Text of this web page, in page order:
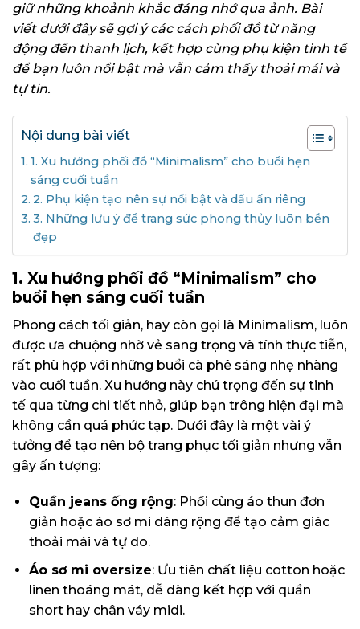
giữ những khoảnh khắc đáng nhớ qua ảnh. Bài
viết dưới đây sẽ gợi ý các cách phối đồ từ năng
động đến thanh lịch, kết hợp cùng phụ kiện tinh tế
để bạn luôn nổi bật mà vẫn cảm thấy thoải mái và
tự tin.
Nội dung bài viết
1. Xu hướng phối đồ “Minimalism” cho buổi hẹn
sáng cuối tuần
2. Phụ kiện tạo nên sự nổi bật và dấu ấn riêng
3. Những lưu ý để trang sức phong thủy luôn bền
đẹp
1. Xu hướng phối đồ “Minimalism” cho
buổi hẹn sáng cuối tuần
Phong cách tối giản, hay còn gọi là Minimalism, luôn
được ưa chuộng nhờ vẻ sang trọng và tính thực tiễn,
rất phù hợp với những buổi cà phê sáng nhẹ nhàng
vào cuối tuần. Xu hướng này chú trọng đến sự tinh
tế qua từng chi tiết nhỏ, giúp bạn trông hiện đại mà
không cần quá phức tạp. Dưới đây là một vài ý
tưởng để tạo nên bộ trang phục tối giản nhưng vẫn
gây ấn tượng:
Quần jeans ống rộng: Phối cùng áo thun đơn
giản hoặc áo sơ mi dáng rộng để tạo cảm giác
thoải mái và tự do.
Áo sơ mi oversize: Ưu tiên chất liệu cotton hoặc
linen thoáng mát, dễ dàng kết hợp với quần
short hay chân váy midi.